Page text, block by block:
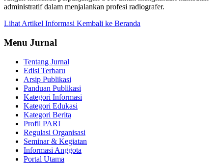
administratif dalam menjalankan profesi radiografer.
Lihat Artikel Informasi Kembali ke Beranda
Menu Jurnal
Tentang Jurnal
Edisi Terbaru
Arsip Publikasi
Panduan Publikasi
Kategori Informasi
Kategori Edukasi
Kategori Berita
Profil PARI
Regulasi Organisasi
Seminar & Kegiatan
Informasi Anggota
Portal Utama